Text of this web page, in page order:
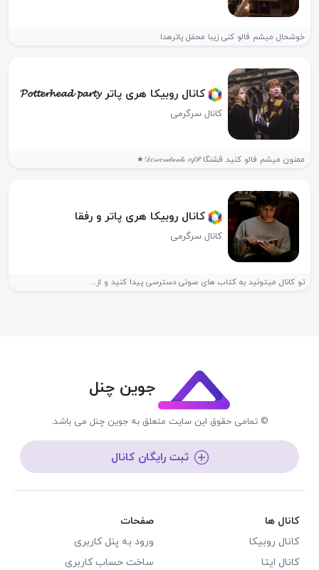
خوشحال میشم فالو کنی زیبا محفل پاترهدا
کانال روبیکا هری پاتر 𝓟𝓸𝓽𝓽𝓮𝓻𝓱𝓮𝓪𝓭 𝓹𝓪𝓻𝓽𝔂
کانال سرگرمی
ممنون میشم فالو کنید قشنگا 𝒟𝑒𝓈𝒸𝑒𝓃𝒹𝒶𝓃𝓉𝓈 𝑜𝒻𝒫★
کانال روبیکا هری پاتر و رفقا
کانال سرگرمی
تو کانال میتونید به کتاب های صوتی دسترسی پیدا کنید و از...
جوین چنل
© تمامی حقوق این سایت متعلق به جوین چنل می باشد.
ثبت رایگان کانال
کانال ها
کانال روبیکا
کانال ایتا
صفحات
ورود به پنل کاربری
ساخت حساب کاربری